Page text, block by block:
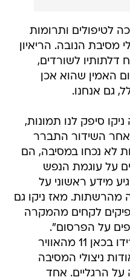
לטיפולים ותרומות
מסיבת הנובה. הריאיון
דלתותיו לשורדים,
האמין שהוא אכן
גם אנחנו.
סיפק לנו תמונות,
השידור התברר
לא נכחו במסיבה, הם
על עוגמת הנפש
מידע ראשוני על
מהרשתות. מאז ניקו גם
לקחים מהמקרה
על הפרסום".
כאמור לפני כשבוע וחצי הורידו בכאן 11 מהאוויר
ניצולי המסיבה
הרגליים. אחד